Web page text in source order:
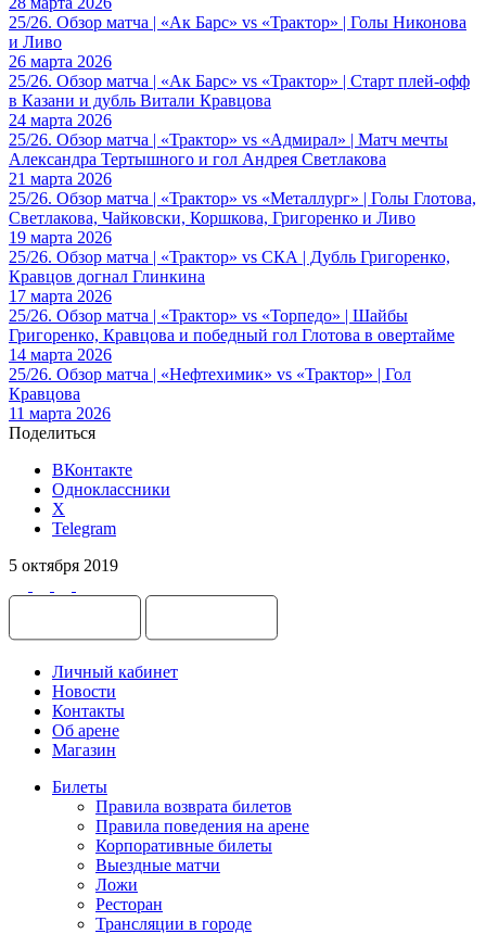
25/26. Обзор матча | «Ак Барс» vs «Трактор» | Голы Никонова
и Ливо
26 марта 2026
25/26. Обзор матча | «Ак Барс» vs «Трактор» | Старт плей-офф
в Казани и дубль Витали Кравцова
24 марта 2026
25/26. Обзор матча | «Трактор» vs «Адмирал» | Матч мечты
Александра Тертышного и гол Андрея Светлакова
21 марта 2026
25/26. Обзор матча | «Трактор» vs «Металлург» | Голы Глотова,
Светлакова, Чайковски, Коршкова, Григоренко и Ливо
19 марта 2026
25/26. Обзор матча | «Трактор» vs СКА | Дубль Григоренко,
Кравцов догнал Глинкина
17 марта 2026
25/26. Обзор матча | «Трактор» vs «Торпедо» | Шайбы
Григоренко, Кравцова и победный гол Глотова в овертайме
14 марта 2026
25/26. Обзор матча | «Нефтехимик» vs «Трактор» | Гол
Кравцова
11 марта 2026
Поделиться
ВКонтакте
Одноклассники
X
Telegram
5 октября 2019
Личный кабинет
Новости
Контакты
Об арене
Магазин
Билеты
Правила возврата билетов
Правила поведения на арене
Корпоративные билеты
Выездные матчи
Ложи
Ресторан
Трансляции в городе